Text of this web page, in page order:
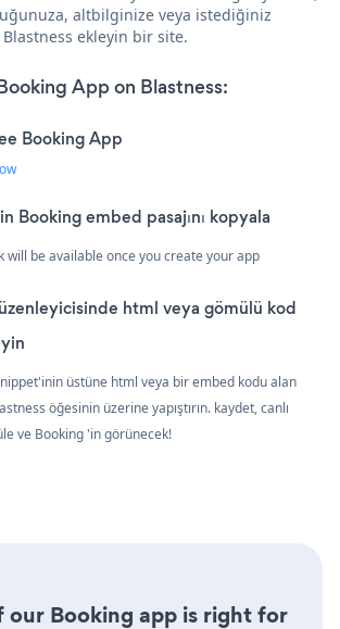
altbilginize veya istediğiniz
ekleyin bir site.
App on Blastness:
Booking App
Booking embed pasajını kopyala
will be available once you create your app
html veya gömülü kod
üstüne html veya bir embed kodu alan
öğesinin üzerine yapıştırın. kaydet, canlı
ve Booking 'in görünecek!
our Booking app is right for